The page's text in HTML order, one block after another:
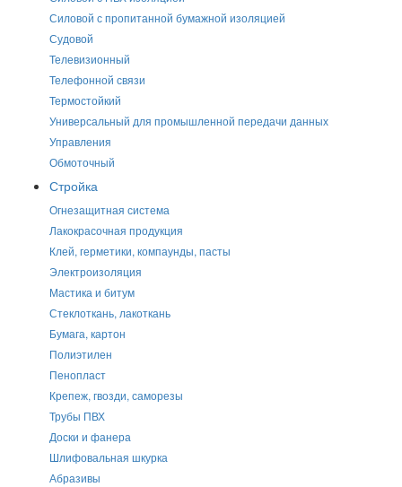
Силовой с пропитанной бумажной изоляцией
Судовой
Телевизионный
Телефонной связи
Термостойкий
Универсальный для промышленной передачи данных
Управления
Обмоточный
Стройка
Огнезащитная система
Лакокрасочная продукция
Клей, герметики, компаунды, пасты
Электроизоляция
Мастика и битум
Стеклоткань, лакоткань
Бумага, картон
Полиэтилен
Пенопласт
Крепеж, гвозди, саморезы
Трубы ПВХ
Доски и фанера
Шлифовальная шкурка
Абразивы